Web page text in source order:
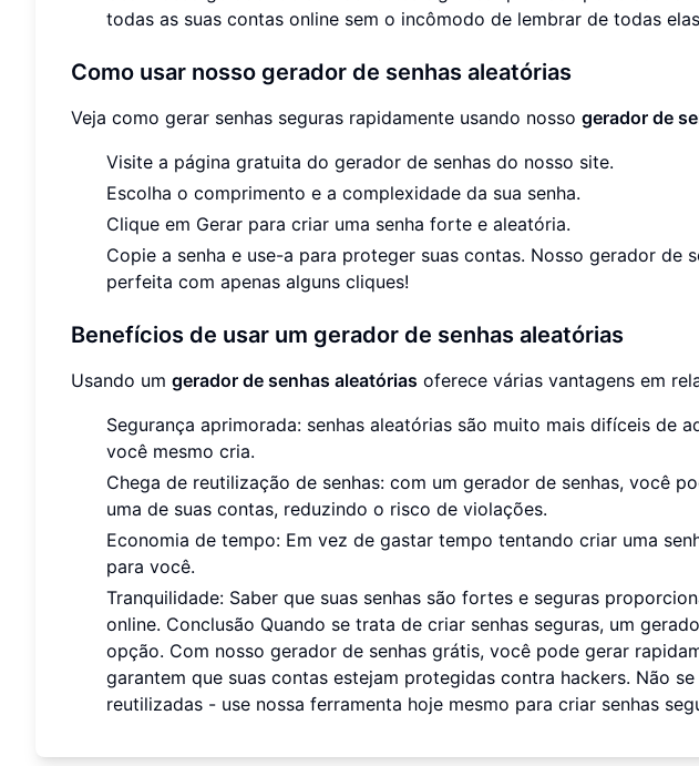
todas as suas contas online sem o incômodo de lembrar de todas
Como usar nosso gerador de senhas aleatórias
Veja como gerar senhas seguras rapidamente usando nosso gerador de
Visite a página gratuita do gerador de senhas do nosso site.
Escolha o comprimento e a complexidade da sua senha.
Clique em Gerar para criar uma senha forte e aleatória.
Copie a senha e use-a para proteger suas contas. Nosso gerador de
perfeita com apenas alguns cliques!
Benefícios de usar um gerador de senhas aleatórias
Usando um gerador de senhas aleatórias oferece várias vantagens em
Segurança aprimorada: senhas aleatórias são muito mais difíceis de
você mesmo cria.
Chega de reutilização de senhas: com um gerador de senhas, você
uma de suas contas, reduzindo o risco de violações.
Economia de tempo: Em vez de gastar tempo tentando criar uma
para você.
Tranquilidade: Saber que suas senhas são fortes e seguras
online. Conclusão Quando se trata de criar senhas seguras, um
opção. Com nosso gerador de senhas grátis, você pode gerar
garantem que suas contas estejam protegidas contra hackers. Não
reutilizadas - use nossa ferramenta hoje mesmo para criar senhas